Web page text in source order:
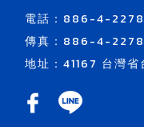
電話：886-4-
傳真：886-4-
地址：41167 台灣